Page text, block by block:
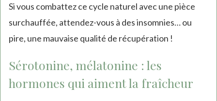
Si vous combattez ce cycle naturel avec une pièce
surchauffée, attendez-vous à des insomnies… ou
pire, une mauvaise qualité de récupération !
Sérotonine, mélatonine : les
hormones qui aiment la fraîcheur